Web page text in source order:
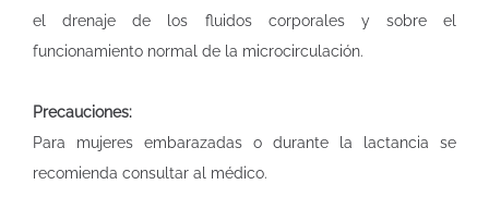
el drenaje de los fluidos corporales y sobre el
funcionamiento normal de la microcirculación.
Precauciones:
Para mujeres embarazadas o durante la lactancia se
recomienda consultar al médico.